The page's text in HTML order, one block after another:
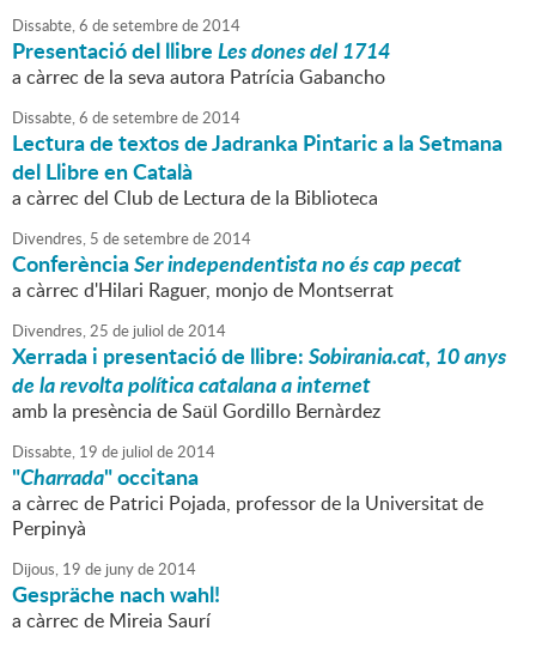
Dissabte,6 desetembrede2014
Presentació del llibreLes dones del 1714
a càrrec de la seva autora Patrícia Gabancho
Dissabte,6 desetembrede2014
Lectura de textos de Jadranka Pintaric a la Setmana
del Llibre en Català
a càrrec del Club de Lectura de la Biblioteca
Divendres, 5 desetembrede2014
ConferènciaSer independentista no és cap pecat
a càrrec d'Hilari Raguer, monjo de Montserrat
Divendres,25 de juliol de2014
Xerrada i presentació de llibre:Sobirania.cat, 10 anys
de la revolta política catalana a internet
amb la presència de Saül Gordillo Bernàrdez
Dissabte, 19 de juliol de2014
"Charrada" occitana
a càrrec de Patrici Pojada, professor de la Universitat de
Perpinyà
Dijous, 19 de junyde2014
Gespräche nach wahl!
a càrrec de Mireia Saurí